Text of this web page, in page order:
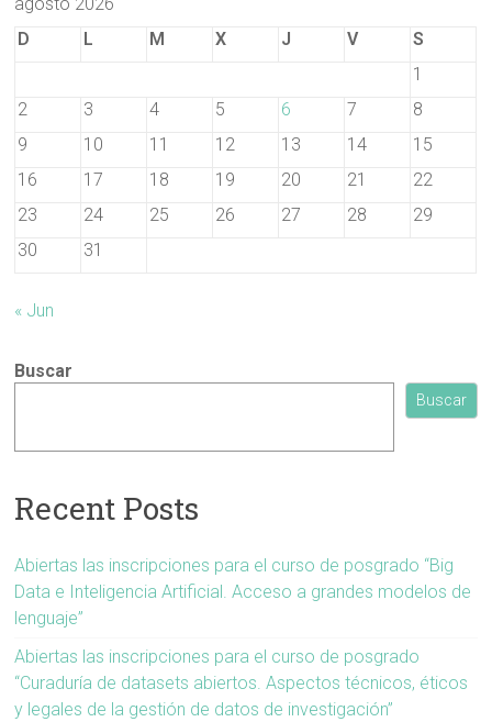
D
L M X J V
S
1
2
3 4 5 6 7
8
9
10 11 12 13 14
15
16
17 18 19 20 21
22
23
24 25 26 27 28
29
30
31
« Jun
Buscar
Buscar
Recent Posts
Abiertas las inscripciones para el curso de posgrado “Big
Data e Inteligencia Artificial. Acceso a grandes modelos de
lenguaje”
Abiertas las inscripciones para el curso de posgrado
“Curaduría de datasets abiertos. Aspectos técnicos, éticos
y legales de la gestión de datos de investigación”